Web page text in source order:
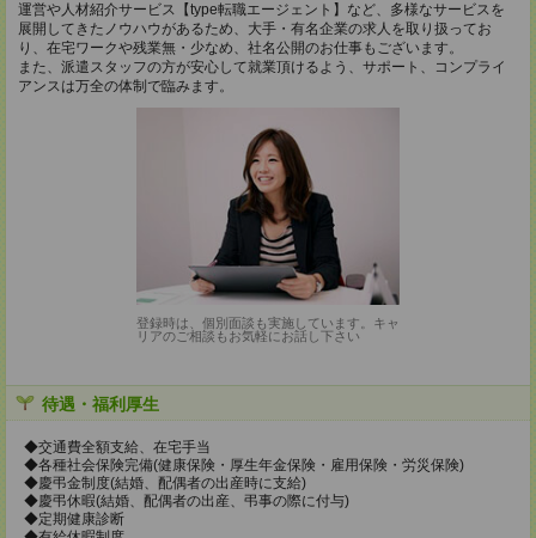
運営や人材紹介サービス【type転職エージェント】など、多様なサービスを
展開してきたノウハウがあるため、大手・有名企業の求人を取り扱ってお
り、在宅ワークや残業無・少なめ、社名公開のお仕事もございます。
また、派遣スタッフの方が安心して就業頂けるよう、サポート、コンプライ
アンスは万全の体制で臨みます。
登録時は、個別面談も実施しています。キャ
リアのご相談もお気軽にお話し下さい
待遇・福利厚生
◆交通費全額支給、在宅手当
◆各種社会保険完備(健康保険・厚生年金保険・雇用保険・労災保険)
◆慶弔金制度(結婚、配偶者の出産時に支給)
◆慶弔休暇(結婚、配偶者の出産、弔事の際に付与)
◆定期健康診断